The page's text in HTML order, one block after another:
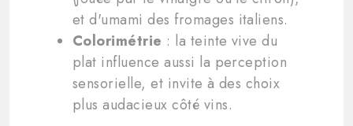
et d'umami des fromages italiens.
Colorimétrie : la teinte vive du
plat influence aussi la perception
sensorielle, et invite à des choix
plus audacieux côté vins.